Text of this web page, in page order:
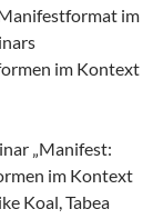
im
im Kontext
„Manifest:
im Kontext
Koal, Tabea